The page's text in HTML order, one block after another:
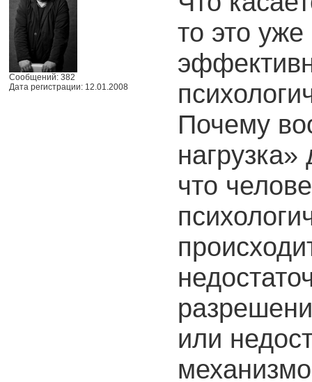
Сообщений: 382
Дата регистрации: 12.01.2008
то это
Почему
что
или